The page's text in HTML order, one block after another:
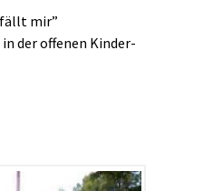
mir”
der offenen Kinder-